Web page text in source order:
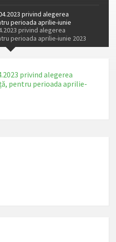
privind alegerea
perioada aprilie-iunie
privind alegerea
perioada aprilie-iunie 2023
privind alegerea
pentru perioada aprilie-